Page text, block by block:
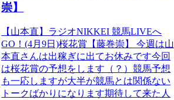
崇】
【山本直】ラジオNIKKEI 競馬LIVEへ
GO！(4月9日)桜花賞【藤巻崇】 今週は山
本直さんは出稼ぎに出てお休みです今回
は桜花賞の予想をします（？）競馬予想
も一応しますが大半が競馬とは関係ない
トークばかりになります期待して来た人